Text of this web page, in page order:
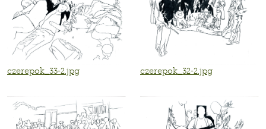
czerepok_33-2.jpg czerepok_32-2.jpg